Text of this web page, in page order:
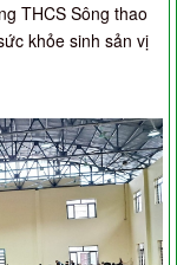
THCS Sông thao
khỏe sinh sản vị